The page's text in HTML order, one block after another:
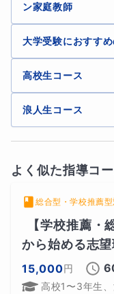
ン家庭教師
大学受験におすす
高校生コース
浪人生コース
よく似た指導コ
総合型・学校推薦
【学校推薦・
から始める志
15,000円
高校1〜3年生